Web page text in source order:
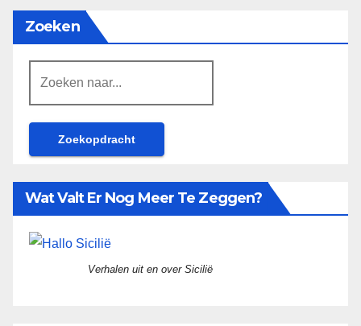
Zoeken
Wat Valt Er Nog Meer Te Zeggen?
Verhalen uit en over Sicilië